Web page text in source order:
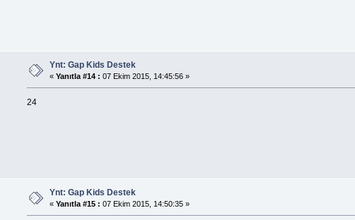
Ynt: Gap Kids Destek
« Yanıtla #14 : 07 Ekim 2015, 14:45:56 »
24
Ynt: Gap Kids Destek
« Yanıtla #15 : 07 Ekim 2015, 14:50:35 »